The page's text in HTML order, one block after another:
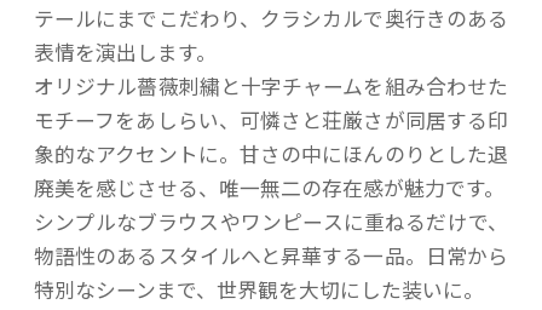
テールにまでこだわり、クラシカルで奥行きのある
表情を演出します。
オリジナル薔薇刺繍と十字チャームを組み合わせた
モチーフをあしらい、可憐さと荘厳さが同居する印
象的なアクセントに。甘さの中にほんのりとした退
廃美を感じさせる、唯一無二の存在感が魅力です。
シンプルなブラウスやワンピースに重ねるだけで、
物語性のあるスタイルへと昇華する一品。日常から
特別なシーンまで、世界観を大切にした装いに。